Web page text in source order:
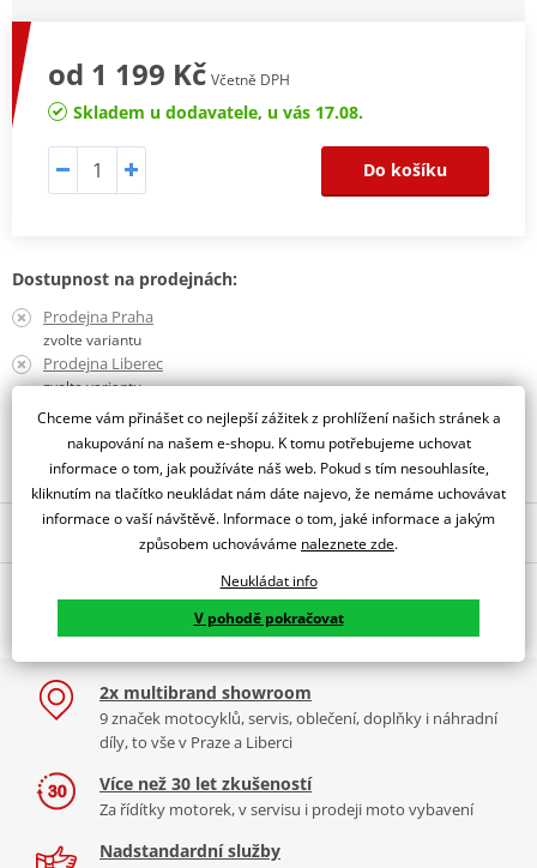
od 1 199 Kč Včetně DPH
Skladem u dodavatele, u vás 17.08.
Do košíku
Dostupnost na prodejnách:
Prodejna Praha
zvolte variantu
Prodejna Liberec
zvolte variantu
Obraťte se na specialistu
HJC lícnice RPHA 11 carbon
Velikosti:
XS (45mm)
S/M (40mm)
L/XL (35mm)
2XL (30mm)
Ilustrační foto
Už od roku 1971 se HJC specializuje výhradně na výrobu
motocyklových přileb. Poskytuje nejvyšší kvalitu moto přileb v
Evropě a po celém světě.Moto helmy HJC
kvalitě, bezpečnosti i technologii.
Nejvyšší řadaHJC přilba RPHA 11je vysoce výkonná sportovní /
volnočasová přilba navržená za pomoci Moto GP hvězd Benem
Spiesem, Jorgem Lorenzem, Jonasem Folgerem, Andrea Iannonem
2x multibrand showroom
9 značek motocyklů, servis, oblečení, doplňky i náhradní
díly, to vše v Praze a Liberci
Více než 30 let zkušeností
Za řídítky motorek, v servisu i prodeji moto vybavení
Nadstandardní služby
Chceme vám přinášet co nejlepší zážitek z prohlížení našich stránek a
nakupování na našem e-shopu. K tomu potřebujeme uchovat
informace o tom, jak používáte náš web. Pokud s tím nesouhlasíte,
kliknutím na tlačítko neukládat nám dáte najevo, že nemáme uchovávat
informace o vaší návštěvě. Informace o tom, jaké informace a jakým
způsobem uchováváme naleznete zde.
Neukládat info
V pohodě pokračovat